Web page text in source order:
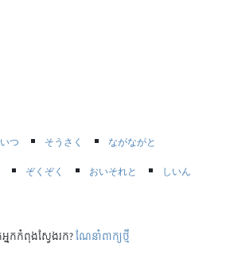
つ そうさく
ながながと
ぞくぞく おいそれと
しいん
កកំពុងស្វែងរក?ណែនាំពាក្យថ្មី